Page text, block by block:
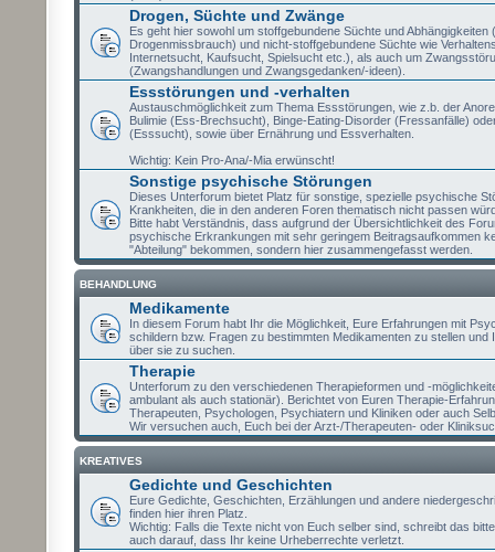
Drogen, Süchte und Zwänge
Es geht hier sowohl um stoffgebundene Süchte und Abhängigkeiten
Drogenmissbrauch) und nicht-stoffgebundene Süchte wie
Internetsucht, Kaufsucht, Spielsucht etc.), als auch um
(Zwangshandlungen und Zwangsgedanken/-ideen).
Essstörungen und -verhalten
Austauschmöglichkeit zum Thema Essstörungen, wie z.b. der
Bulimie (Ess-Brechsucht), Binge-Eating-Disorder (Fressanfälle)
(Esssucht), sowie über Ernährung und Essverhalten.
Wichtig: Kein Pro-Ana/-Mia erwünscht!
Sonstige psychische Störungen
Dieses Unterforum bietet Platz für sonstige, spezielle psychische
Krankheiten, die in den anderen Foren thematisch nicht passen
Bitte habt Verständnis, dass aufgrund der Übersichtlichkeit des
psychische Erkrankungen mit sehr geringem Beitragsaufkommen
"Abteilung" bekommen, sondern hier zusammengefasst werden.
BEHANDLUNG
Medikamente
In diesem Forum habt Ihr die Möglichkeit, Eure Erfahrungen mit
schildern bzw. Fragen zu bestimmten Medikamenten zu stellen und
über sie zu suchen.
Therapie
Unterforum zu den verschiedenen Therapieformen und -
ambulant als auch stationär). Berichtet von Euren Therapie-
Therapeuten, Psychologen, Psychiatern und Kliniken oder auch
Wir versuchen auch, Euch bei der Arzt-/Therapeuten- oder
KREATIVES
Gedichte und Geschichten
Eure Gedichte, Geschichten, Erzählungen und andere
finden hier ihren Platz.
Wichtig: Falls die Texte nicht von Euch selber sind, schreibt das
auch darauf, dass Ihr keine Urheberrechte verletzt.